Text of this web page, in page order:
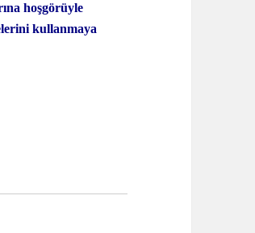
hoşgörüyle
kullanmaya